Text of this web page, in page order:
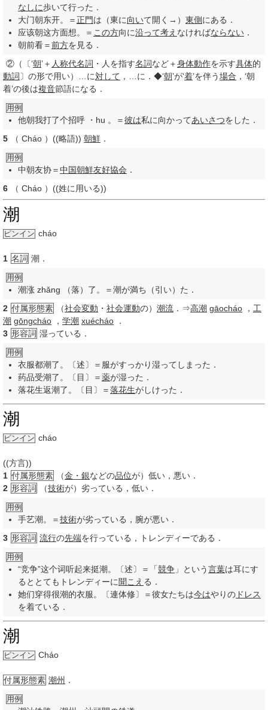
なしに歩いて行った．
大门朝东开。＝正門は（東に向いて開く→） 東側にある．
应该朝这方面想。＝ この方向に沿って考え なければならない ．
朝前看＝前方を見る．
② （〔‘朝’＋ 人称代名詞 ・人を指す名詞など＋身体動作を示す具体的
動詞〕の形で用い）…に対して ，…に．◆‘朝’が‘着’を伴う場合 ，‘朝
着’の後は複音節語になる．
用例
他朝我打了个招呼 ・hu 。＝彼は私に向かってあいさつをした．
5
（ Cháo ）((略語)) 朝鮮 ．
用例
中朝友协＝中国朝鮮友好協会 ．
6
（ Cháo ）((姓に用いる))
潮
ピンイン cháo
1 名詞 潮．
用例
潮涨 zhǎng （落）了。＝潮が満ち（引い）た．
2 付属形態素 （社会変動 ・ 社会運動の） 潮流 ．⇒高潮 gāocháo ， 工
潮 gōngcháo ， 学潮 xuécháo ．
3 形容詞 湿っている．
用例
衣服都潮了。〔述〕＝服がすっかり湿ってしまった．
药品受潮了。〔目〕＝薬が湿った．
落花生返潮了。〔目〕＝落花生がしけった．
潮
ピンイン cháo
((方言))
1 付属形態素 （金・銀などの品位が）低い，悪い．
2 形容詞 （技術が）劣っている，低い．
用例
手艺潮。＝技術が劣っている，腕が悪い．
3 形容詞 流行の先端を行っている，トレンディーである．
用例
“竞争”这个词听起来挺潮。〔述〕＝「競争 」という言葉は耳にす
るととてもトレンディーに聞こえ る．
她们穿得很潮的衣服。〔連体修〕＝彼女たちは今はやりの ドレス
を着ている．
潮
ピンイン Cháo
付属形態素 潮州 ．
用例